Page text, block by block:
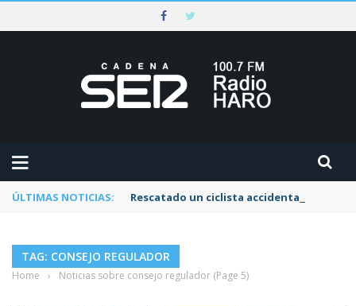
ÚLTIMAS NOTICIAS: Rescatado un ciclista accidentado en un
TAG: CONSEJO REGULADOR
Home › Noticias sobre consejo regulador (Page 5)